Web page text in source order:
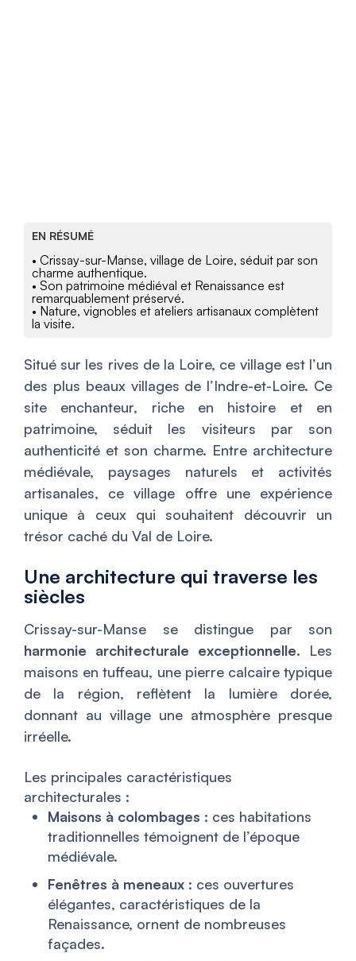
EN RÉSUMÉ
• Crissay-sur-Manse, village de Loire, séduit par son
charme authentique.
• Son patrimoine médiéval et Renaissance est
remarquablement préservé.
• Nature, vignobles et ateliers artisanaux complètent
la visite.
Situé sur les rives de la Loire, ce village est l’un
des plus beaux villages de l’Indre-et-Loire. Ce
site enchanteur, riche en histoire et en
patrimoine, séduit les visiteurs par son
authenticité et son charme. Entre architecture
médiévale, paysages naturels et activités
artisanales, ce village offre une expérience
unique à ceux qui souhaitent découvrir un
trésor caché du Val de Loire.
Une architecture qui traverse les
siècles
Crissay-sur-Manse se distingue par son
harmonie architecturale exceptionnelle. Les
maisons en tuffeau, une pierre calcaire typique
de la région, reflètent la lumière dorée,
donnant au village une atmosphère presque
irréelle.
Les principales caractéristiques
architecturales :
Maisons à colombages : ces habitations
traditionnelles témoignent de l’époque
médiévale.
Fenêtres à meneaux : ces ouvertures
élégantes, caractéristiques de la
Renaissance, ornent de nombreuses
façades.